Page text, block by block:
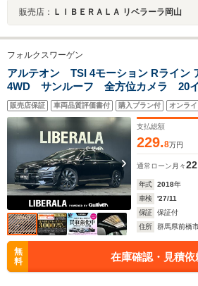
販売店： ＬＩＢＥＲＡＬＡ リベラーラ岡山
フォルクスワーゲン
アルテオン TSI 4モーション Rライン
4WD サンルーフ 全方位カメラ 20
ビ 黒革シート パワーシート 全席シ
ETC2.0 ACC 衝突軽減ブレーキ ス
ドアップディスプレイ
販売店保証 車両品質評価書付 購入プラン付 オンライ
支払総額
229.8万円
通常ローン 月々
年式 2018年
車検
'27/11
保証
保証付
住所
群馬県前橋
無
料
在庫確認・見積依